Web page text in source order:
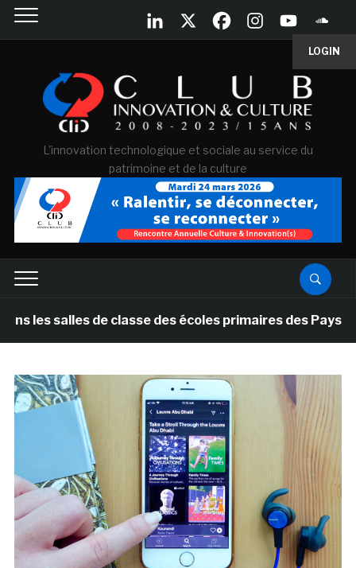
LOGIN
L'innovation technologique et sociale au service du
patrimoine et de la culture
de classe des écoles primaires des Pays-bas